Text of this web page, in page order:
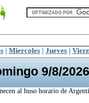
| Miercoles | Jueves |
9/8/2026
al huso horario de